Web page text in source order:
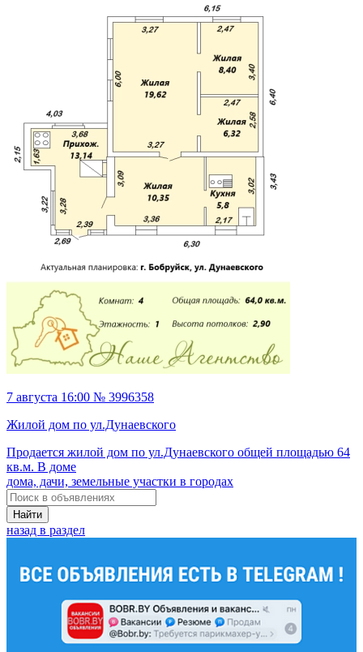
7 августа 16:00 № 3996358
Жилой дом по ул.Дунаевского
Продается жилой дом по ул.Дунаевского общей площадью 64
кв.м. В доме
дома, дачи, земельные участки в городах
Найти
назад в раздел